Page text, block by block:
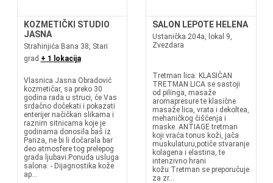
KOZMETIČKI STUDIO
JASNA
Strahinjića Bana 38, Stari
grad + 1 lokacija
Vlasnica Jasna Obradović
kozmetičar, sa preko 30
godina rada u struci, će Vas
srdačno dočekati i pokazati
enterijer načičkan slikama i
raznim sitnicama koje je
godinama donosila baš iz
Pariza, ne bi li dočarala bar
deo atmosfere tog prelepog
grada ljubavi.Ponuda usluga
salona: - Dijagnostika kože
ap...
SALON LEPOTE HELENA
Ustanička 204a, lokal 9,
Zvezdara
Tretman lica: KLASIČAN
TRETMAN LICA se sastoji
od pilinga, masaže
aromapresure te klasične
masaže lica, vrata i dekoltea,
mehaničkog čišćenja i
maske. ANTIAGE tretman
koji vraća tonus koži, jača
muskulaturu,potiče stvaranje
kolagena i elastina, te
intenzivno hrani
kožu.Tretman se preporučuje
za zr...